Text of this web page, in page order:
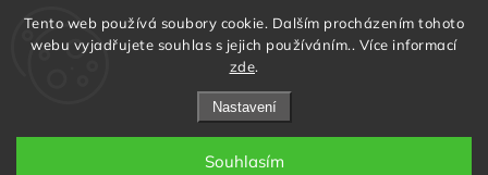
Tento web používá soubory cookie. Dalším procházením tohoto
webu vyjadřujete souhlas s jejich používáním.. Více informací
zde.
Nastavení
Souhlasím
Obchodní podmínky| Ochrana osobních údajů